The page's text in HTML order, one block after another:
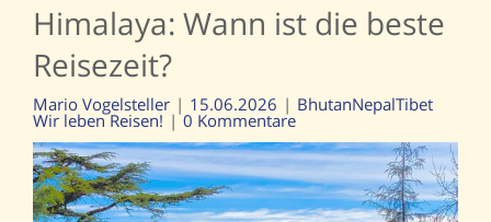
Himalaya: Wann ist die beste
Reisezeit?
Mario Vogelsteller 15.06.2026 BhutanNepalTibet
Wir leben Reisen! 0 Kommentare